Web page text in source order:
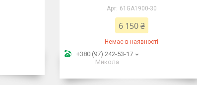
61GA1900-30
6 150 ₴
Немає в наявності
+380 (97) 242-53-17
Микола